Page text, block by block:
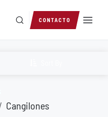
CONTACTO
Cangilones